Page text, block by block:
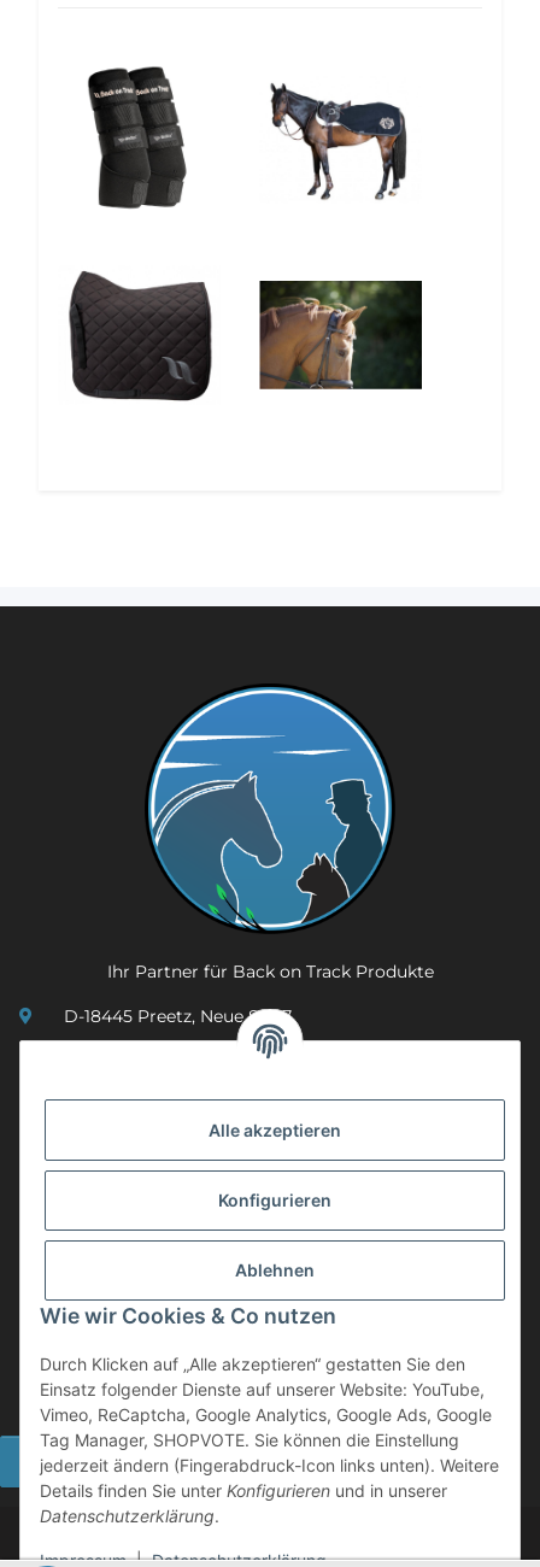
Alle akzeptieren
Konfigurieren
Ablehnen
Wie wir Cookies & Co nutzen
Durch Klicken auf „Alle akzeptieren“ gestatten Sie den
Einsatz folgender Dienste auf unserer Website: YouTube,
Vimeo, ReCaptcha, Google Analytics, Google Ads, Google
Tag Manager, SHOPVOTE. Sie können die Einstellung
jederzeit ändern (Fingerabdruck-Icon links unten). Weitere
Details finden Sie unter Konfigurieren und in unserer
Datenschutzerklärung.
Impressum | Datenschutzerklärung
Ihr Partner für Back on Track Produkte
D-18445 Preetz, Neue Str. 7
info@mobility-in-harmony.de
Informationen
Back on Track
ZAHLUNGSMETHODEN
Widerrufsbutton
Produkte